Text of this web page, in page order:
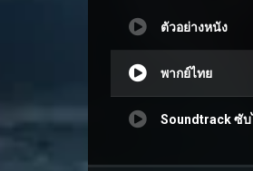
ตัวอย่างหนัง
พากย์ไทย
Soundtrack ซับ